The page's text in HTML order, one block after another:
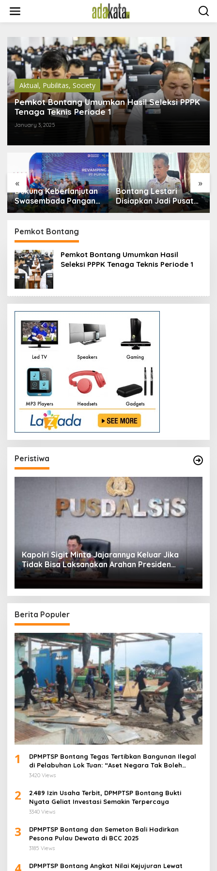
i
Aktual, Pubilitas, Society
Pemkot Bontang Umumkan Hasil Seleksi PPPK
Tenaga Teknis Periode 1
January 3, 2025
« »
Dukung Keberlanjutan
Swasembada Pangan,
Pupuk Indonesia
Pabrik Tertua Pupuk
Kaltim
Bontang Lestari
Disiapkan Jadi Pusat
Industri Baru, 18
Pemkot Bontang
Pemkot Bontang Umumkan Hasil
Seleksi PPPK Tenaga Teknis Periode 1
Peristiwa
Kapolri Sigit Minta Jajarannya Keluar Jika
Tidak Bisa Laksanakan Arahan Presiden
Jokowi
Berita Populer
1
DPMPTSP Bontang Tegas Tertibkan Bangunan Ilegal
di Pelabuhan Lok Tuan: “Aset Negara Tak Boleh
Dikuasai!”
3420 Views
2
2.489 Izin Usaha Terbit, DPMPTSP Bontang Bukti
Nyata Geliat Investasi Semakin Terpercaya
3340 Views
3
DPMPTSP Bontang dan Semeton Bali Hadirkan
Pesona Pulau Dewata di BCC 2025
3185 Views
DPMPTSP Bontang Angkat Nilai Kejujuran Lewat